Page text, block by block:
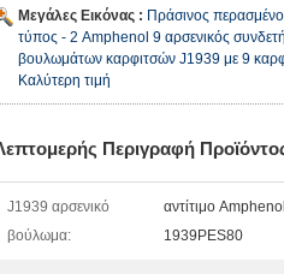
Μεγάλες Εικόνας : Πράσινος
τύπος - 2 Amphenol 9 αρσενικός
βουλωμάτων καρφιτσών J1939 με 9
Καλύτερη τιμή
Περιγραφή
J1939 αρσενικό
βούλωμα:
αντίτιμο
1939PES80